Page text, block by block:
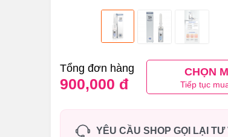
Tổng đơn hàng
900,000 đ
CHỌN
Tiếp tục
YÊU CẦU SHOP GỌI LẠI TƯ